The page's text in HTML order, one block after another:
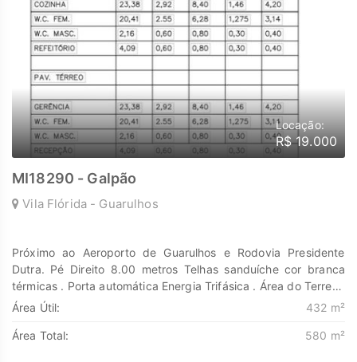
Locação:
R$ 19.000
MI18290 - Galpão
Vila Flórida - Guarulhos
Próximo ao Aeroporto de Guarulhos e Rodovia Presidente
Dutra. Pé Direito 8.00 metros Telhas sanduíche cor branca
térmicas . Porta automática Energia Trifásica . Área do Terreno
521 metros . Área livre Galpão 432 metros . Área total
Escritório Recepção 06 Banheiro Refeitório Cozinha
Área Útil: 432 m²
Área Total: 580 m²